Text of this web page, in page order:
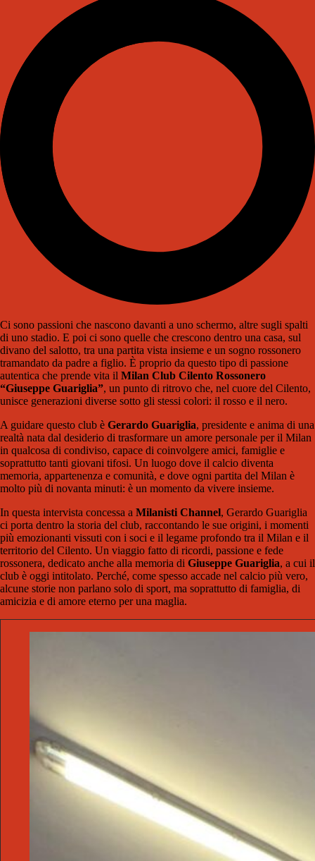
Ci sono passioni che nascono davanti a uno schermo, altre sugli spalti
di uno stadio. E poi ci sono quelle che crescono dentro una casa, sul
divano del salotto, tra una partita vista insieme e un sogno rossonero
tramandato da padre a figlio. È proprio da questo tipo di passione
autentica che prende vita il Milan Club Cilento Rossonero
“Giuseppe Guariglia”, un punto di ritrovo che, nel cuore del Cilento,
unisce generazioni diverse sotto gli stessi colori: il rosso e il nero.
A guidare questo club è Gerardo Guariglia, presidente e anima di una
realtà nata dal desiderio di trasformare un amore personale per il Milan
in qualcosa di condiviso, capace di coinvolgere amici, famiglie e
soprattutto tanti giovani tifosi. Un luogo dove il calcio diventa
memoria, appartenenza e comunità, e dove ogni partita del Milan è
molto più di novanta minuti: è un momento da vivere insieme.
In questa intervista concessa a Milanisti Channel, Gerardo Guariglia
ci porta dentro la storia del club, raccontando le sue origini, i momenti
più emozionanti vissuti con i soci e il legame profondo tra il Milan e il
territorio del Cilento. Un viaggio fatto di ricordi, passione e fede
rossonera, dedicato anche alla memoria di Giuseppe Guariglia, a cui il
club è oggi intitolato. Perché, come spesso accade nel calcio più vero,
alcune storie non parlano solo di sport, ma soprattutto di famiglia, di
amicizia e di amore eterno per una maglia.